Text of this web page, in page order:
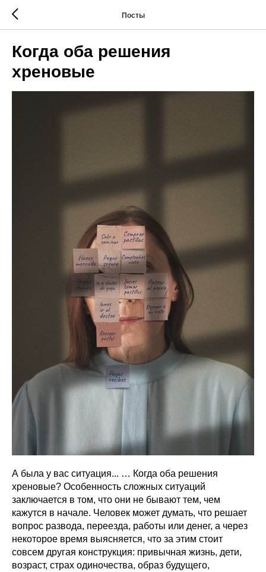
Посты
Когда оба решения
хреновые
А была у вас ситуация... … Когда оба решения
хреновые? Особенность сложных ситуаций
заключается в том, что они не бывают тем, чем
кажутся в начале. Человек может думать, что решает
вопрос развода, переезда, работы или денег, а через
некоторое время выясняется, что за этим стоит
совсем другая конструкция: привычная жизнь, дети,
возраст, страх одиночества, образ будущего,